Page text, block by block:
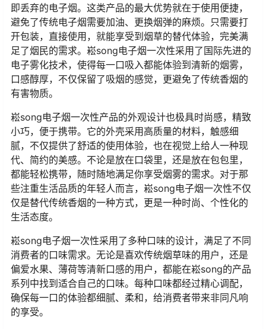
即丢弃的电子烟。这类产品的最大优势就在于使用便捷，
避免了传统电子烟需要加油、更换烟弹的麻烦。只需要打
开包装，直接使用，就能享受到烟草的替代体验，完美满
足了烟民的需求。崧song电子烟一次性采用了国际先进的
电子雾化技术，使得每一口吸入都能体验到清新的烟雾，
口感醇厚，不仅保留了吸烟的感觉，更避免了传统香烟的
有害物质。
崧song电子烟一次性产品的外观设计也极具时尚感，精致
小巧，便于携带。它的外壳采用高质量的材料，触感细
腻，不仅提供了舒适的使用体验，也在视觉上给人一种现
代、简约的美感。不论是放在口袋里，还是放在包包里，
都能轻松携带，随时随地满足你享受烟雾的需求。对于那
些注重生活品质的年轻人而言，崧song电子烟一次性不仅
仅是替代传统香烟的一种方式，更是一种时尚、个性化的
生活态度。
崧song电子烟一次性采用了多种口味的设计，满足了不同
消费者的口味需求。无论是喜欢传统烟草味的用户，还是
偏爱水果、薄荷等清新口感的用户，都能在崧song的产品
系列中找到适合自己的口味。每种口味都经过精心调配，
确保每一口的体验都细腻、柔和，给消费者带来非同凡响
的享受。